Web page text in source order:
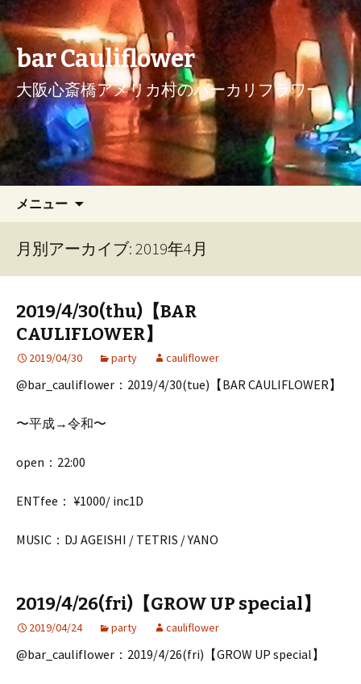
bar Cauliflower
大阪心斎橋アメリカ村のバーカリフラワー
メニュー
月別アーカイブ: 2019年4月
2019/4/30(thu)【BAR
CAULIFLOWER】
2019/04/30 party cauliflower
@bar_cauliflower：2019/4/30(tue)【BAR CAULIFLOWER】
〜平成→令和〜
open：22:00
ENTfee： ¥1000/ inc1D
MUSIC：DJ AGEISHI / TETRIS / YANO
2019/4/26(fri)【GROW UP special】
2019/04/24 party cauliflower
@bar_cauliflower：2019/4/26(fri)【GROW UP special】